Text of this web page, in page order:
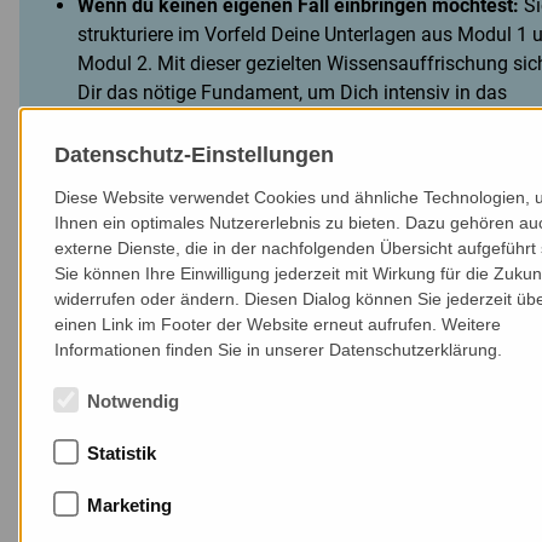
Wenn du keinen eigenen Fall einbringen möchtest:
strukturiere im Vorfeld Deine Unterlagen aus Modul 1
Modul 2. Mit dieser gezielten Wissensauffrischung
Dir das nötige Fundament, um Dich intensiv in das
therapeutische Sicherheit für Deine eigene Praxis
Lehrmethoden
Die Supervision findet online in einer interaktiven
statt. Eigene Fallbeispiele, dialogische Fallbesprechungen,
Gruppenreflexionen und fachliches Feedback
praxisnahe Vertiefung der bisherigen Inhalte.
Die Teilnehmer*innen können Erfahrungen, Fragen und
Unsicherheiten aus der Anwendung einbringen und
mögliche Vorgehensweisen reflektieren.
Abschluss der Qualifikation
Datenschutz-Einstellungen
Diese Website verwendet Cookies und ähnliche Technologien,
Ihnen ein optimales Nutzererlebnis zu bieten. Dazu gehören
externe Dienste, die in der nachfolgenden Übersicht aufgeführt
Sie können Ihre Einwilligung jederzeit mit Wirkung für die
widerrufen oder ändern. Diesen Dialog können Sie jederzeit
einen Link im Footer der Website erneut aufrufen. Weitere
Informationen finden Sie in unserer Datenschutzerklärung.
Notwendig
Statistik
Marketing